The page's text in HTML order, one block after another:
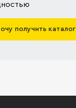
получить каталог